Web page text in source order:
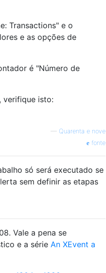
Transactions" e o
e as opções de
é "Número de
verifique isto:
— Quarenta e nove
fonte
só será executado se
sem definir as etapas
Vale a pena se
e a série An XEvent a